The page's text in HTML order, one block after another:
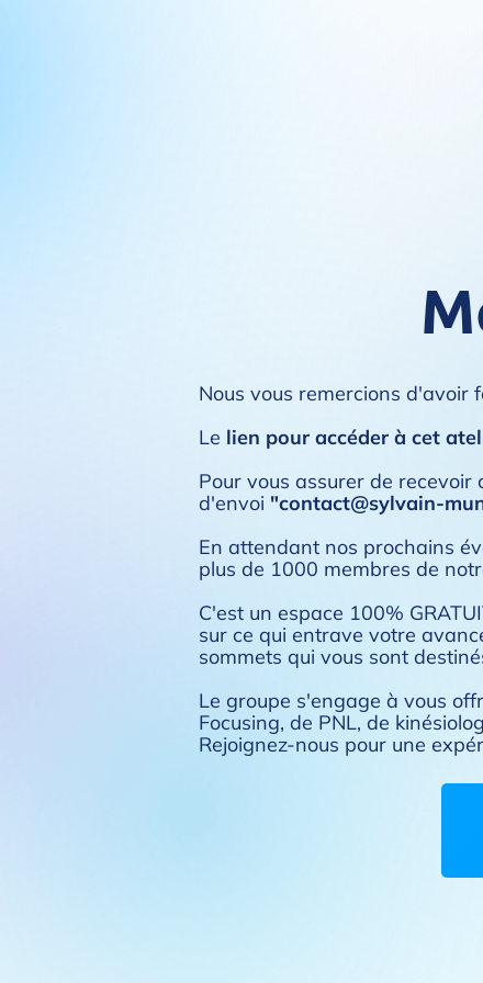
Nous vous remercions d'avoir
Le lien pour accéder à cet
Pour vous assurer de
d'envoi "contact@sylvain-
En attendant nos prochains
plus de 1000 membres de
C'est un espace 100%
sur ce qui entrave votre
sommets qui vous sont
Le groupe s'engage à vous
Focusing, de PNL, de
Rejoignez-nous pour une